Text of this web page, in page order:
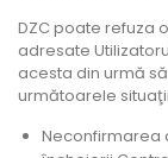
DZC poate refuza
adresate
acesta din urmă
următoarele
Neconfirmarea